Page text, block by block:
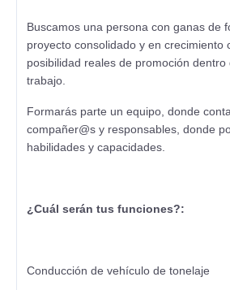
Buscamos una persona con ganas de
proyecto consolidado y en crecimiento
posibilidad reales de promoción dentro
trabajo.
Formarás parte un equipo, donde
compañer@s y responsables, donde
habilidades y capacidades.
¿Cuál serán tus funciones?:
Conducción de vehículo de tonelaje